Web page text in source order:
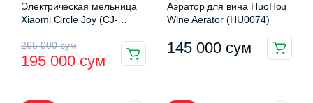
Электрическая мельница
Xiaomi Circle Joy (CJ-
265 000сум
Первоначальная
цена
195 000 сум
Текущая
цена:
Аэратор для вина HuoHou
Wine Aerator (HU0074)
145 000 сум